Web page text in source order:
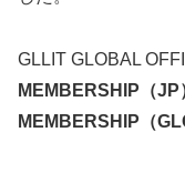
GLLIT GLOBAL
MEMBERSHIP（
MEMBERSHIP（